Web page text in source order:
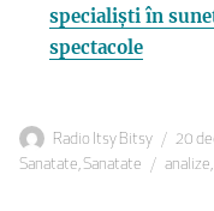
specialiști în
spectacole
Autor
Radio Itsy Bitsy
pe
20
Sanatate,Sanatate analize,